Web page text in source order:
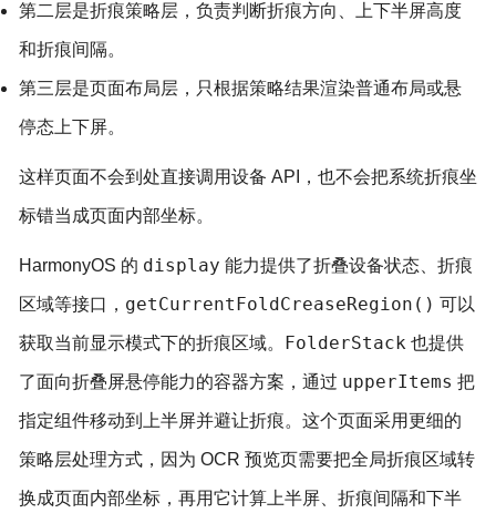
第二层是折痕策略层，负责判断折痕方向、上下半屏高度
和折痕间隔。
第三层是页面布局层，只根据策略结果渲染普通布局或悬
停态上下屏。
这样页面不会到处直接调用设备 API，也不会把系统折痕坐
标错当成页面内部坐标。
HarmonyOS 的 display 能力提供了折叠设备状态、折痕
区域等接口， getCurrentFoldCreaseRegion() 可以
获取当前显示模式下的折痕区域。 FolderStack 也提供
了面向折叠屏悬停能力的容器方案，通过 upperItems 把
指定组件移动到上半屏并避让折痕。这个页面采用更细的
策略层处理方式，因为 OCR 预览页需要把全局折痕区域转
换成页面内部坐标，再用它计算上半屏、折痕间隔和下半